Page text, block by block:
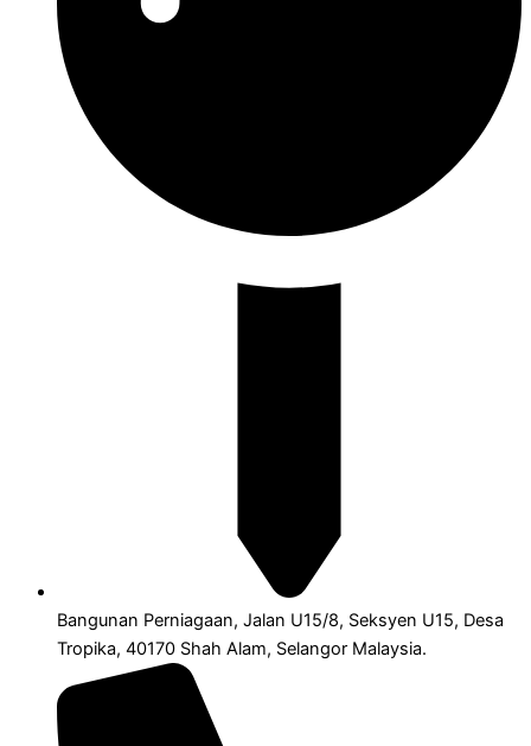
Bangunan Perniagaan, Jalan U15/8, Seksyen U15, Desa
Tropika, 40170 Shah Alam, Selangor Malaysia.